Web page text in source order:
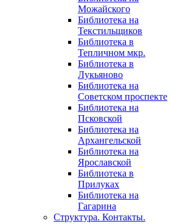
Можайского
Библиотека на
Текстильщиков
Библиотека в
Тепличном мкр.
Библиотека в
Лукьяново
Библиотека на
Советском проспекте
Библиотека на
Псковской
Библиотека на
Архангельской
Библиотека на
Ярославской
Библиотека в
Прилуках
Библиотека на
Гагарина
Структура. Контакты.